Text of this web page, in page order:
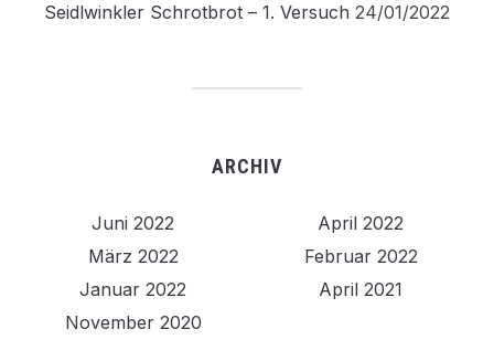
Seidlwinkler Schrotbrot – 1. Versuch 24/01/2022
ARCHIV
Juni 2022
April 2022
März 2022
Februar 2022
Januar 2022
April 2021
November 2020